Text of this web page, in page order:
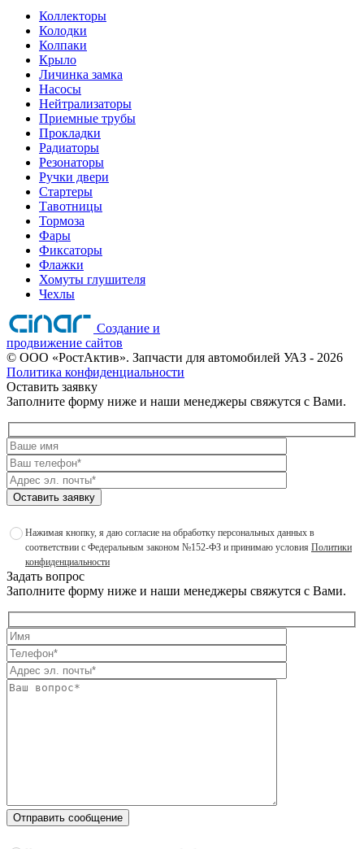
Коллекторы
Колодки
Колпаки
Крыло
Личинка замка
Насосы
Нейтрализаторы
Приемные трубы
Прокладки
Радиаторы
Резонаторы
Ручки двери
Стартеры
Тавотницы
Тормоза
Фары
Фиксаторы
Флажки
Хомуты глушителя
Чехлы
Создание и
продвижение сайтов
© ООО «РостАктив». Запчасти для автомобилей УАЗ - 2026
Политика конфиденциальности
Оставить заявку
Заполните форму ниже и наши менеджеры свяжутся с Вами.
Оставить заявку
Нажимая кнопку, я даю согласие на обработку персональных данных в
соответствии с Федеральным законом №152-ФЗ и принимаю условия Политики
конфиденциальности
Задать вопрос
Заполните форму ниже и наши менеджеры свяжутся с Вами.
Отправить сообщение